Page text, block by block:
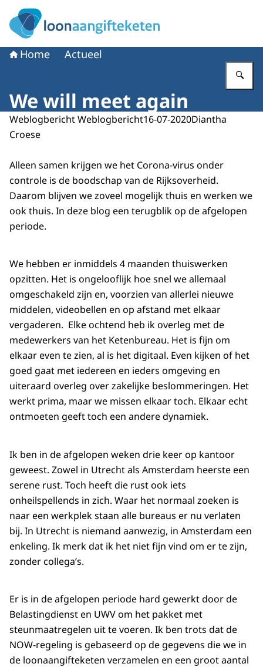
Naar de homepage van Loonaangifteketen
Home Actueel
We will meet again
Weblogbericht Weblogbericht16-07-2020Diantha
Croese
Alleen samen krijgen we het Corona-virus onder
controle is de boodschap van de Rijksoverheid.
Daarom blijven we zoveel mogelijk thuis en werken we
ook thuis. In deze blog een terugblik op de afgelopen
periode.
We hebben er inmiddels 4 maanden thuiswerken
opzitten. Het is ongelooflijk hoe snel we allemaal
omgeschakeld zijn en, voorzien van allerlei nieuwe
middelen, videobellen en op afstand met elkaar
vergaderen. Elke ochtend heb ik overleg met de
medewerkers van het Ketenbureau. Het is fijn om
elkaar even te zien, al is het digitaal. Even kijken of het
goed gaat met iedereen en ieders omgeving en
uiteraard overleg over zakelijke beslommeringen. Het
werkt prima, maar we missen elkaar toch. Elkaar echt
ontmoeten geeft toch een andere dynamiek.
Ik ben in de afgelopen weken drie keer op kantoor
geweest. Zowel in Utrecht als Amsterdam heerste een
serene rust. Toch heeft die rust ook iets
onheilspellends in zich. Waar het normaal zoeken is
naar een werkplek staan alle bureaus er nu verlaten
bij. In Utrecht is niemand aanwezig, in Amsterdam een
enkeling. Ik merk dat ik het niet fijn vind om er te zijn,
zonder collega’s.
Er is in de afgelopen periode hard gewerkt door de
Belastingdienst en UWV om het pakket met
steunmaatregelen uit te voeren. Ik ben trots dat de
NOW-regeling is gebaseerd op de gegevens die we in
de loonaangifteketen verzamelen en een groot aantal